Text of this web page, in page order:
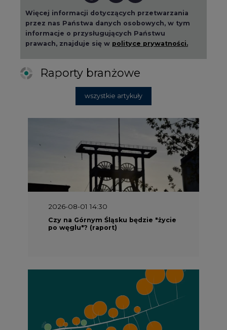
Więcej informacji dotyczących przetwarzania
przez nas Państwa danych osobowych, w tym
informacje o przysługujących Państwu
prawach, znajduje się w polityce prywatności.
Raporty branżowe
wszystkie artykuły
2026-08-01 14:30
Czy na Górnym Śląsku będzie "życie
po węglu"? (raport)